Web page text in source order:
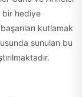
bir hediye
kutlamak
sunulan bu